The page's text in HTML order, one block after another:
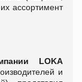
ассортимент
LOKA
и